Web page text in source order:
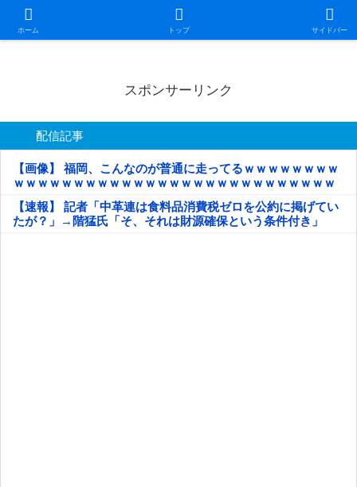
ホーム トップ サイドバー
日本第一！ニュース録
スポンサーリンク
配信記事
【画像】 福岡、こんなのが普通に走ってるｗｗｗｗｗｗｗｗ
ｗｗｗｗｗｗｗｗｗｗｗｗｗｗｗｗｗｗｗｗｗｗｗｗｗｗｗ
ｗｗｗｗｗ
【速報】 記者「中革連は食料品消費税ゼロを公約に掲げてい
たが？」→階猛氏「そ、それは財源確保という条件付き」